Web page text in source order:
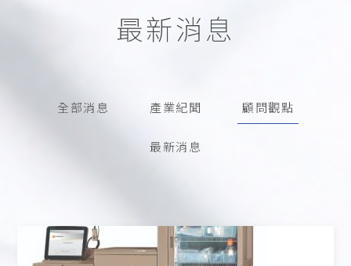
最新消息
全部消息 產業紀聞 顧問觀點
最新消息